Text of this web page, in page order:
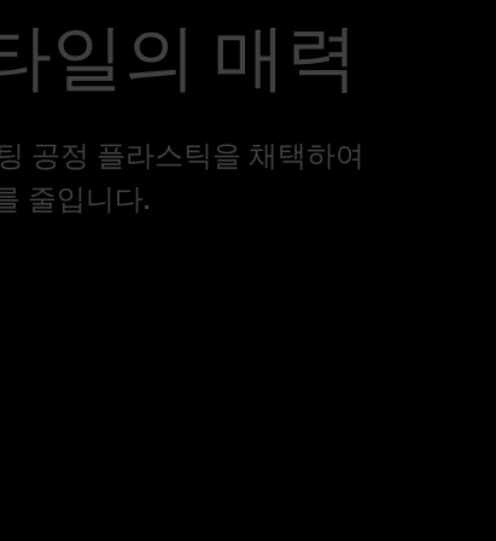
일의 매력
공정 플라스틱을 채택하여
줄입니다.